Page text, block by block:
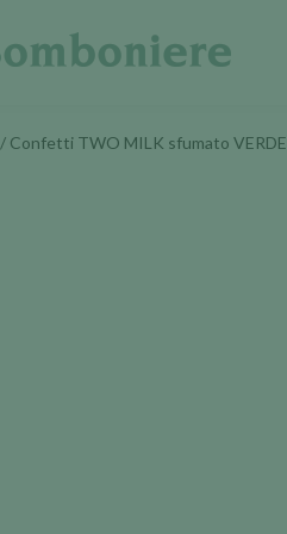
/ Confetti TWO MILK sfumato VERDE